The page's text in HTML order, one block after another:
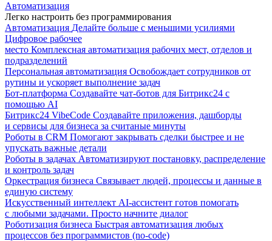
Автоматизация
Легко настроить без программирования
Автоматизация Делайте больше с меньшими усилиями
Цифровое рабочее
место Комплексная автоматизация рабочих мест, отделов и
подразделений
Персональная автоматизация Освобождает сотрудников от
рутины и ускоряет выполнение задач
Бот-платформа Создавайте чат-ботов для Битрикс24 с
помощью AI
Битрикс24 VibeCode Создавайте приложения, дашборды
и сервисы для бизнеса за считаные минуты
Роботы в CRM Помогают закрывать сделки быстрее и не
упускать важные детали
Роботы в задачах Автоматизируют постановку, распределение
и контроль задач
Оркестрация бизнеса Связывает людей, процессы и данные в
единую систему
Искусственный интеллект AI-ассистент готов помогать
с любыми задачами. Просто начните диалог
Роботизация бизнеса Быстрая автоматизация любых
процессов без программистов (no-code)